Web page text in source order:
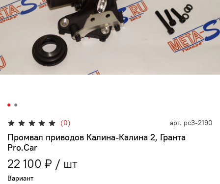
(0) арт. pc3-2190
Промвал приводов Калина-Калина 2, Гранта
Pro.Car
22 100 ₽
Вариант